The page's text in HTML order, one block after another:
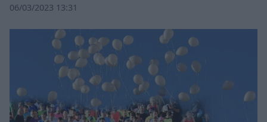
06/03/2023 13:31